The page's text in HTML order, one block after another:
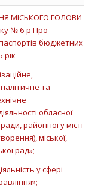
МІСЬКОГО ГОЛОВИ
№ 6-р Про
бюджетних
рік
та
обласної
районної у місті
міської,
рад»;
у сфері